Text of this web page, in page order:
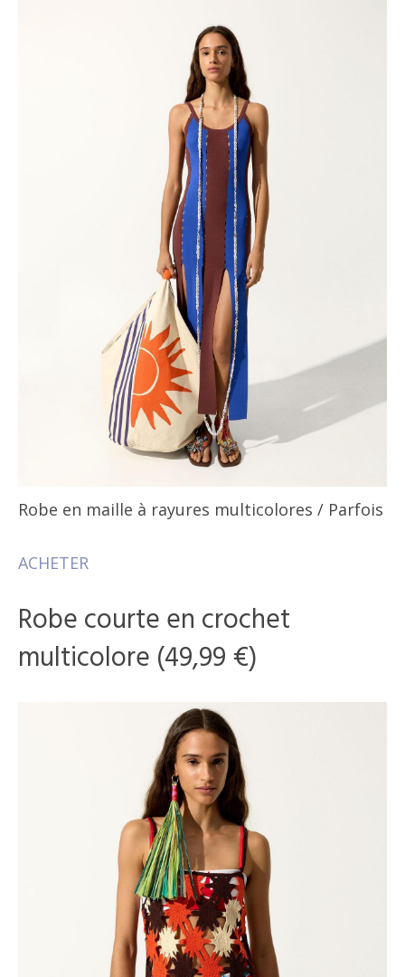
Robe en maille à rayures multicolores / Parfois
ACHETER
Robe courte en crochet
multicolore (49,99 €)